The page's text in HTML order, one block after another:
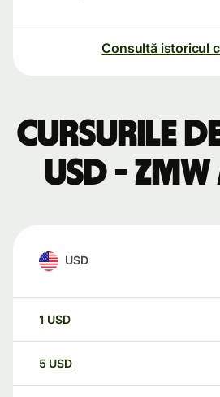
Consultă istoricul
Cursurile
USD -
USD
1 USD
5 USD